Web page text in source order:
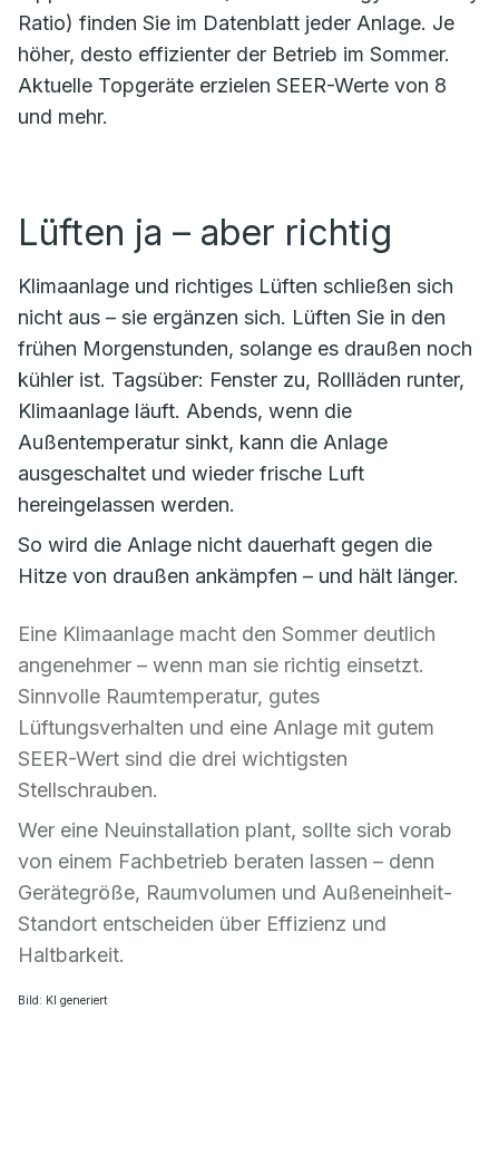
Ratio) finden Sie im Datenblatt jeder Anlage. Je
höher, desto effizienter der Betrieb im Sommer.
Aktuelle Topgeräte erzielen SEER-Werte von 8
und mehr.
Lüften ja – aber richtig
Klimaanlage und richtiges Lüften schließen sich
nicht aus – sie ergänzen sich. Lüften Sie in den
frühen Morgenstunden, solange es draußen noch
kühler ist. Tagsüber: Fenster zu, Rollläden runter,
Klimaanlage läuft. Abends, wenn die
Außentemperatur sinkt, kann die Anlage
ausgeschaltet und wieder frische Luft
hereingelassen werden.
So wird die Anlage nicht dauerhaft gegen die
Hitze von draußen ankämpfen – und hält länger.
Eine Klimaanlage macht den Sommer deutlich
angenehmer – wenn man sie richtig einsetzt.
Sinnvolle Raumtemperatur, gutes
Lüftungsverhalten und eine Anlage mit gutem
SEER-Wert sind die drei wichtigsten
Stellschrauben.
Wer eine Neuinstallation plant, sollte sich vorab
von einem Fachbetrieb beraten lassen – denn
Gerätegröße, Raumvolumen und Außeneinheit-
Standort entscheiden über Effizienz und
Haltbarkeit.
Bild: KI generiert